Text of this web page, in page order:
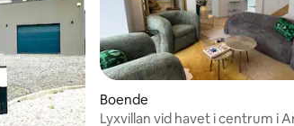
Boende
Lyxvillan vid havet i centrum i